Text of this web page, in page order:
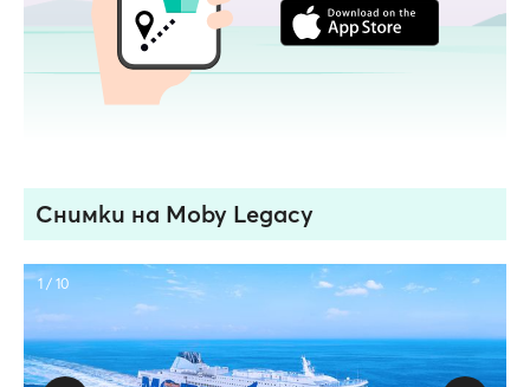
Снимки на Moby Legacy
1 / 10